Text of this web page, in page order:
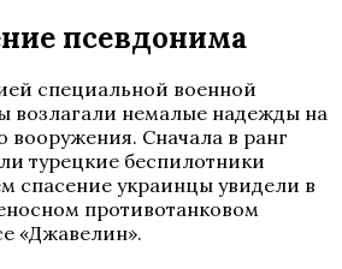
псевдонима
специальной военной
возлагали немалые надежды на
вооружения. Сначала в ранг
турецкие беспилотники
спасение украинцы увидели в
противотанковом
«Джавелин».